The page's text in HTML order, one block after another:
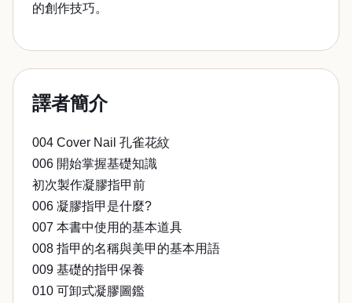
的創作技巧。
譯者簡介
004 Cover Nail 孔雀花紋
006 開始掌握基礎知識
初次製作凝膠指甲前
006 凝膠指甲是什麼?
007 本書中使用的基本道具
008 指甲的名稱與美甲的基本用語
009 基礎的指甲保養
010 可卸式凝膠圖鑑